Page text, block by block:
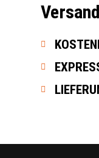
Versand